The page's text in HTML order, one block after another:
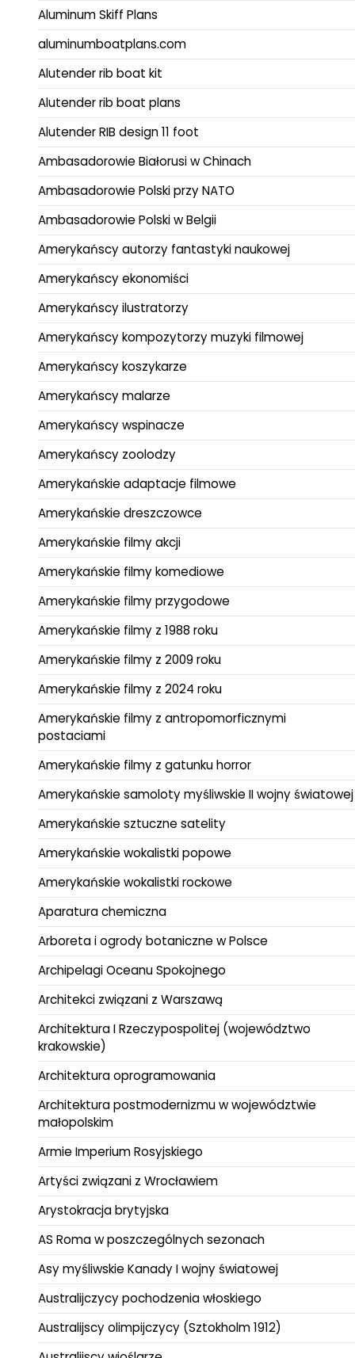
Aluminum Skiff Plans
aluminumboatplans.com
Alutender rib boat kit
Alutender rib boat plans
Alutender RIB design 11 foot
Ambasadorowie Białorusi w Chinach
Ambasadorowie Polski przy NATO
Ambasadorowie Polski w Belgii
Amerykańscy autorzy fantastyki naukowej
Amerykańscy ekonomiści
Amerykańscy ilustratorzy
Amerykańscy kompozytorzy muzyki filmowej
Amerykańscy koszykarze
Amerykańscy malarze
Amerykańscy wspinacze
Amerykańscy zoolodzy
Amerykańskie adaptacje filmowe
Amerykańskie dreszczowce
Amerykańskie filmy akcji
Amerykańskie filmy komediowe
Amerykańskie filmy przygodowe
Amerykańskie filmy z 1988 roku
Amerykańskie filmy z 2009 roku
Amerykańskie filmy z 2024 roku
Amerykańskie filmy z antropomorficznymi
postaciami
Amerykańskie filmy z gatunku horror
Amerykańskie samoloty myśliwskie II wojny światowej
Amerykańskie sztuczne satelity
Amerykańskie wokalistki popowe
Amerykańskie wokalistki rockowe
Aparatura chemiczna
Arboreta i ogrody botaniczne w Polsce
Archipelagi Oceanu Spokojnego
Architekci związani z Warszawą
Architektura I Rzeczypospolitej (województwo
krakowskie)
Architektura oprogramowania
Architektura postmodernizmu w województwie
małopolskim
Armie Imperium Rosyjskiego
Artyści związani z Wrocławiem
Arystokracja brytyjska
AS Roma w poszczególnych sezonach
Asy myśliwskie Kanady I wojny światowej
Australijczycy pochodzenia włoskiego
Australijscy olimpijczycy (Sztokholm 1912)